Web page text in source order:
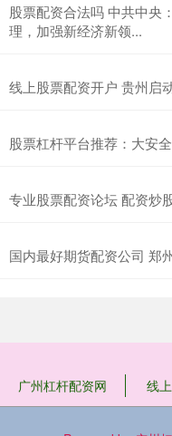
股票配资合法吗 中共中央
理，加强新经济新领...
线上股票配资开户 贵州启
股票杠杆平台推荐：大安
专业股票配资论坛 配资炒
国内最好期货配资公司 郑
广州杠杆配资网 线